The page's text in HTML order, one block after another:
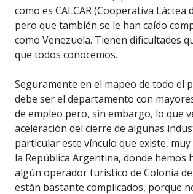
como es CALCAR (Cooperativa Láctea
pero que también se le han caído
como Venezuela. Tienen dificultades
que todos conocemos.
Seguramente en el mapeo de todo el
debe ser el departamento con
de empleo pero, sin embargo, lo que
aceleración del cierre de algunas
particular este vínculo que existe,
la República Argentina, donde hemos
algún operador turístico de Colonia
están bastante complicados, porque